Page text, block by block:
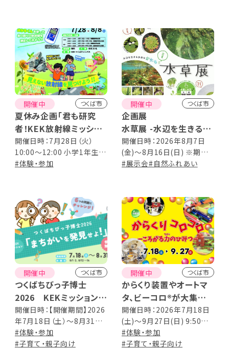
開催中 つくば市
夏休み企画「君も研究
者！KEK放射線ミッショ
ン」
開催日時：7月28日（火）
10:00～12:00 小学1年生～
4年生（保護者同伴必須） 7
護者同伴は任意） 8月8日
（土）10:00～12:00 小学1年
生～4年生（保護者同伴必
須） 8月8日（土）14:00～
16:00 小学5年生～中学3年
生（保護者同伴は任意） 事
前申し込み：必要・先着順
#体験・参加
開催中 つくば市
企画展
水草展 -水辺を生きる多
彩なかたち-
開催日時：2026年8月7日
(金)～8月16日(日) ※期間
中休園日なし 9:00～
#展示会#自然ふれあい
開催中 つくば市
つくばちびっ子博士
2026 KEKミッション
「まちがいを発見せよ！」
を開催します
開催日時：【開催期間】2026
年7月18日（土）～8月31日
（月） 休館日：8月1日（土）〜
2日（日）、12日（水）〜14日
#体験・参加
#子育て・親子向け
開催中 つくば市
からくり装置やオートマ
タ、ビーコロ®が大集合！
企画展「からくりコロコ
ロ －ころがる力のひみ
つ－」
開催日時：2026年7月18日
(土)～9月27日(日) 9:50～
17:00(最終入館16:30)
#体験・参加
#子育て・親子向け